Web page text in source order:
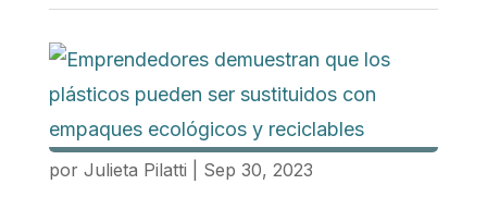
por Julieta Pilatti Sep 30, 2023